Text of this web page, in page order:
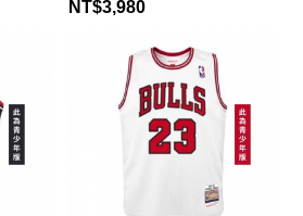
NT$3,980